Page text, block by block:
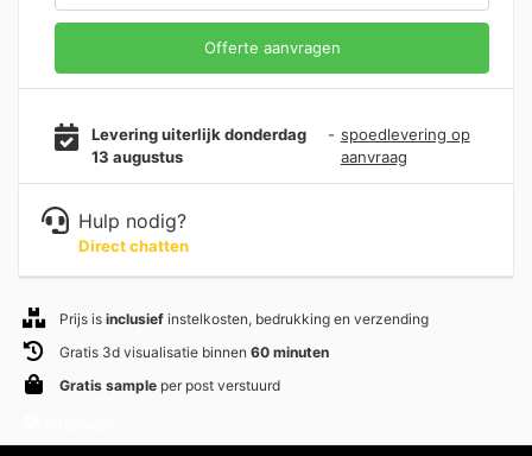
Offerte aanvragen
Levering uiterlijk donderdag
13 augustus
- spoedlevering op
aanvraag
Hulp nodig?
Direct chatten
Prijs is inclusief instelkosten, bedrukking en verzending
Gratis 3d visualisatie binnen 60 minuten
Gratis sample per post verstuurd